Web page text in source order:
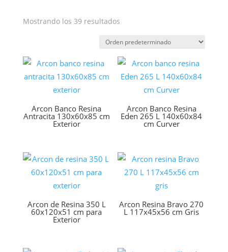
Mostrando los 39 resultados
Arcon Banco Resina
Antracita 130x60x85 cm
Exterior
Arcon Banco Resina
Eden 265 L 140x60x84
cm Curver
Arcon de Resina 350 L
60x120x51 cm para
Exterior
Arcon Resina Bravo 270
L 117x45x56 cm Gris